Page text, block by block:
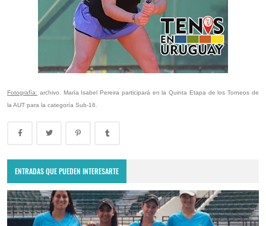
Fotografía: archivo. María Isabel Pereira participará en la Quinta Etapa de los Torneos de
la AUT para la categoría Sub-16.
ENTRADAS QUE PUEDEN INTERESARTE